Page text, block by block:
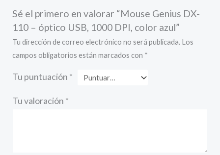
Sé el primero en valorar “Mouse Genius DX-
110 – óptico USB, 1000 DPI, color azul”
Tu dirección de correo electrónico no será publicada. Los
campos obligatorios están marcados con *
Tu puntuación *
Tu valoración *